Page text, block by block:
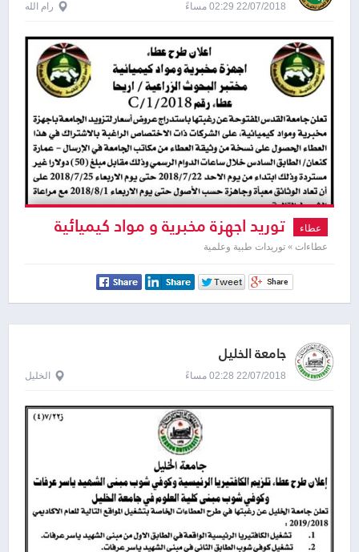
22/07/2018 02:29 مساءً رام الله
عطاء توريد اجهزة مخبرية و مواد كيميائية
عطاءات » توريدات طبية وعلمية
جامعة الخليل
22/07/2018 02:28 مساءً الخليل